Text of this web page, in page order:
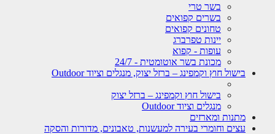
בשר טרי
בשרים קפואים
טחונים קפואים
יינות טפרברג
עופות - קפוא
מכונת בשר אוטומטית - 24/7
בישול חוץ וקמפינג – ברזל יצוק, מנגלים וציוד Outdoor
בישול חוץ וקמפינג – ברזל יצוק
מנגלים וציוד Outdoor
מתנות ומארזים
עצים וחומרי בעירה למעשנות, טאבונים, מדורות והסקה